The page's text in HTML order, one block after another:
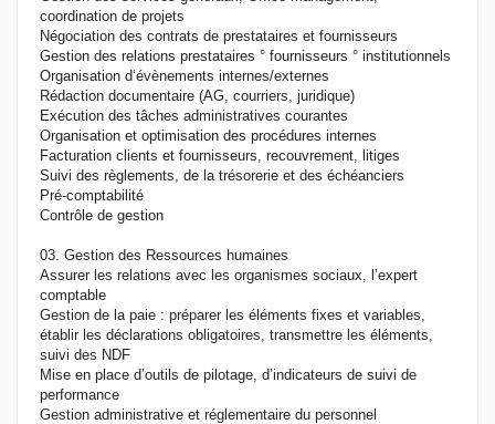
coordination de projets
Négociation des contrats de prestataires et fournisseurs
Gestion des relations prestataires ° fournisseurs ° institutionnels
Organisation d‘évènements internes/externes
Rédaction documentaire (AG, courriers, juridique)
Exécution des tâches administratives courantes
Organisation et optimisation des procédures internes
Facturation clients et fournisseurs, recouvrement, litiges
Suivi des règlements, de la trésorerie et des échéanciers
Pré-comptabilité
Contrôle de gestion
03. Gestion des Ressources humaines
Assurer les relations avec les organismes sociaux, l’expert
comptable
Gestion de la paie : préparer les éléments fixes et variables,
établir les déclarations obligatoires, transmettre les éléments,
suivi des NDF
Mise en place d’outils de pilotage, d’indicateurs de suivi de
performance
Gestion administrative et réglementaire du personnel